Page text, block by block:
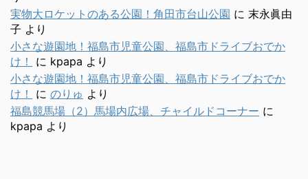
実物大ロケットのある公園！角田市台山公園 に 末永眞由
子 より
小さな遊園地！福島市児童公園、福島市ドライブおでか
け！
に kpapa より
小さな遊園地！福島市児童公園、福島市ドライブおでか
け！
に のりゅ より
福島競馬場（2）馬場内広場、チャイルドコーナー に
kpapa より